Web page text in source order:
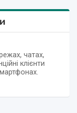
чатах,
клієнти